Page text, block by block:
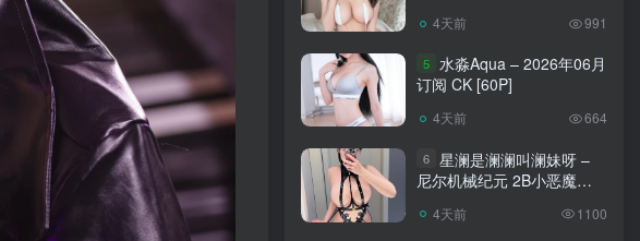
4天前 991
5 水淼Aqua – 2026年06月
订阅 CK [60P]
4天前 664
6 星澜是澜澜叫澜妹呀 –
尼尔机械纪元 2B小恶魔
4天前 1100